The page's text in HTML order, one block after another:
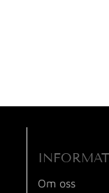
Om oss